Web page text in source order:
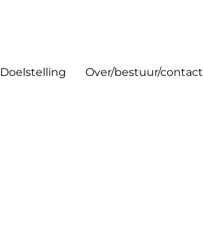
Doelstelling Over/bestuur/contact